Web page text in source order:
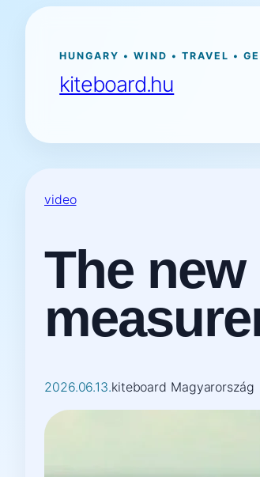
Ugrás
tartalomhozHUNGARY • WIND • TRAVEL •
kiteboard.hu
video
The
2026.06.13.kiteboard Magyarország